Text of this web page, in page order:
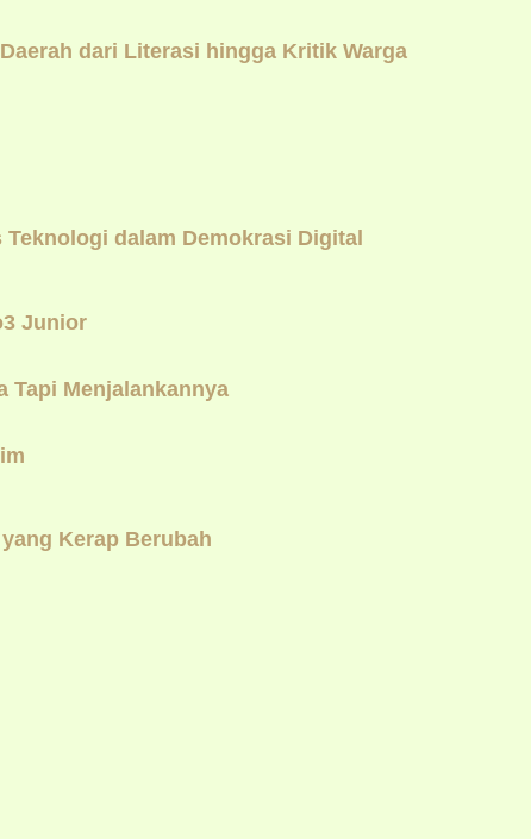
dari Literasi hingga Kritik Warga
dalam Demokrasi Digital
Junior
Tapi Menjalankannya
Kerap Berubah